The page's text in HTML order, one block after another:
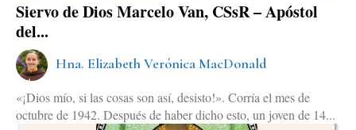
Siervo de Dios Marcelo Van, CSsR – Apóstol
del...
Hna. Elizabeth Verónica MacDonald
«¡Dios mío, si las cosas son así, desisto!». Corría el mes de
octubre de 1942. Después de haber dicho esto, un joven de 14...